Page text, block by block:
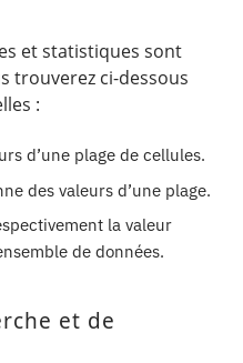
et statistiques sont
trouverez ci-dessous
:
d’une plage de cellules.
des valeurs d’une plage.
la valeur
de données.
et de